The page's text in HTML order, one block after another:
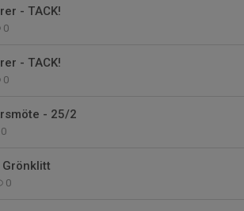
- TACK!
0
- TACK!
0
- 25/2
0
0